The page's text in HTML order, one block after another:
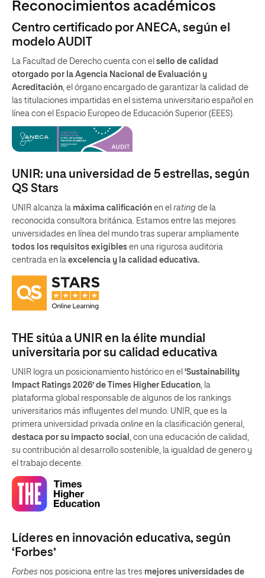
Reconocimientos académicos
Centro certificado por ANECA, según el
modelo AUDIT
La Facultad de Derecho cuenta con el sello de calidad
otorgado por la Agencia Nacional de Evaluación y
Acreditación, el órgano encargado de garantizar la calidad de
las titulaciones impartidas en el sistema universitario español en
línea con el Espacio Europeo de Educación Superior (EEES).
UNIR: una universidad de 5 estrellas, según
QS Stars
UNIR alcanza la máxima calificación en el rating de la
reconocida consultora británica. Estamos entre las mejores
universidades en línea del mundo tras superar ampliamente
todos los requisitos exigibles en una rigurosa auditoria
centrada en la excelencia y la calidad educativa.
THE sitúa a UNIR en la élite mundial
universitaria por su calidad educativa
UNIR logra un posicionamiento histórico en el ‘Sustainability
Impact Ratings 2026’ de Times Higher Education, la
plataforma global responsable de algunos de los rankings
universitarios más influyentes del mundo. UNIR, que es la
primera universidad privada online en la clasificación general,
destaca por su impacto social , con una educación de calidad,
su contribución al desarrollo sostenible, la igualdad de genero y
el trabajo decente.
Líderes en innovación educativa, según
‘Forbes’
Forbes nos posiciona entre las tres mejores universidades de